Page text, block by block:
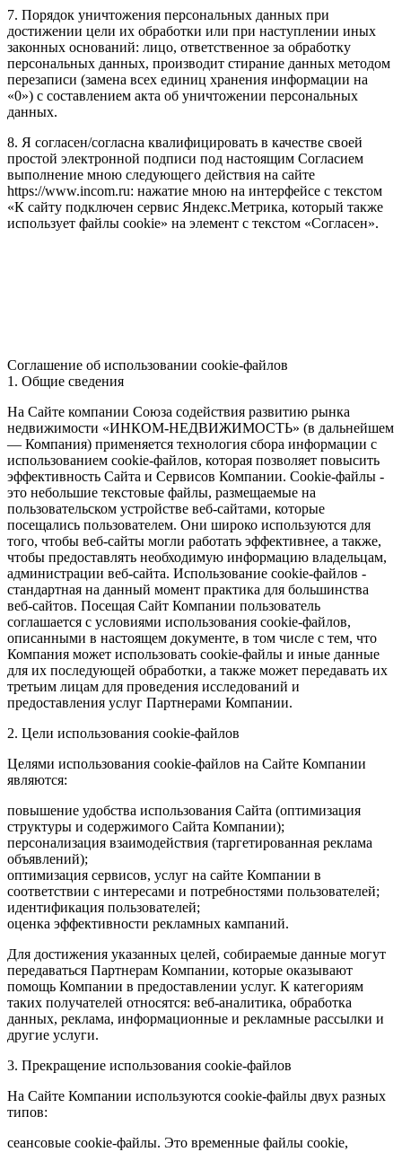
7. Порядок уничтожения персональных данных при
достижении цели их обработки или при наступлении иных
законных оснований: лицо, ответственное за обработку
персональных данных, производит стирание данных методом
перезаписи (замена всех единиц хранения информации на
«0») с составлением акта об уничтожении персональных
данных.
8. Я согласен/согласна квалифицировать в качестве своей
простой электронной подписи под настоящим Согласием
выполнение мною следующего действия на сайте
https://www.incom.ru: нажатие мною на интерфейсе с текстом
«К сайту подключен сервис Яндекс.Метрика, который также
использует файлы cookie» на элемент с текстом «Согласен».
Соглашение об использовании cookie-файлов
1. Общие сведения
На Сайте компании Союза содействия развитию рынка
недвижимости «ИНКОМ-НЕДВИЖИМОСТЬ» (в дальнейшем
— Компания) применяется технология сбора информации с
использованием cookie-файлов, которая позволяет повысить
эффективность Сайта и Сервисов Компании. Сookie-файлы -
это небольшие текстовые файлы, размещаемые на
пользовательском устройстве веб-сайтами, которые
посещались пользователем. Они широко используются для
того, чтобы веб-сайты могли работать эффективнее, а также,
чтобы предоставлять необходимую информацию владельцам,
администрации веб-сайта. Использование cookie-файлов -
стандартная на данный момент практика для большинства
веб-сайтов. Посещая Сайт Компании пользователь
соглашается с условиями использования cookie-файлов,
описанными в настоящем документе, в том числе с тем, что
Компания может использовать cookie-файлы и иные данные
для их последующей обработки, а также может передавать их
третьим лицам для проведения исследований и
предоставления услуг Партнерами Компании.
2. Цели использования cookie-файлов
Целями использования cookie-файлов на Сайте Компании
являются:
повышение удобства использования Сайта (оптимизация
структуры и содержимого Сайта Компании);
персонализация взаимодействия (таргетированная реклама
объявлений);
оптимизация сервисов, услуг на сайте Компании в
соответствии с интересами и потребностями пользователей;
идентификация пользователей;
оценка эффективности рекламных кампаний.
Для достижения указанных целей, собираемые данные могут
передаваться Партнерам Компании, которые оказывают
помощь Компании в предоставлении услуг. К категориям
таких получателей относятся: веб-аналитика, обработка
данных, реклама, информационные и рекламные рассылки и
другие услуги.
3. Прекращение использования cookie-файлов
На Сайте Компании используются cookie-файлы двух разных
типов:
сеансовые cookie-файлы. Это временные файлы cookie,